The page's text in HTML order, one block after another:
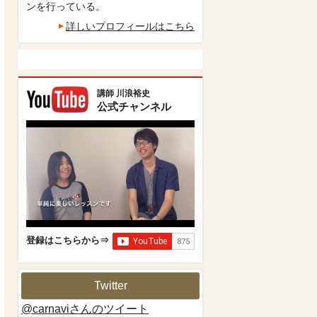
ンを行っている。
詳しいプロフィールはこちら
講師 川浪裕史
公式チャンネル
登録はこちらから⇒
Twitter
@carnaviさんのツイート